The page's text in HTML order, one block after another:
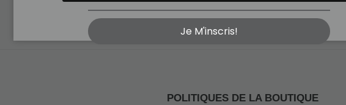
POLITIQUES DE LA BOUTIQUE
Je M'inscris!